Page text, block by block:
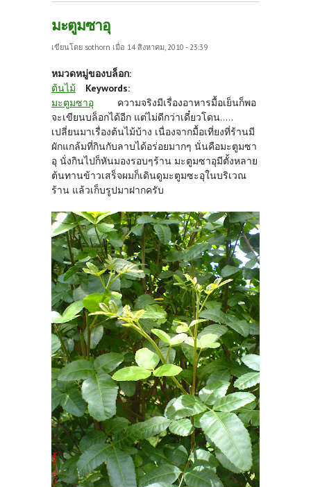
มะตูมซาอุ
เขียนโดย sothorn เมื่อ 14 สิงหาคม, 2010 - 23:39
หมวดหมู่ของบล็อก:
ต้นไม้
Keywords:
มะตูมซาอุ
ความจริงมีเรื่องอาหารมื้อเย็นก็พอ
จะเขียนบล็อกได้อีก แต่ไม่ดีกว่าเดี๋ยวโดน.....
เปลี่ยนมาเรื่องต้นไม้บ้าง เนื่องจากมื้อเที่ยงที่ร้านมี
ผักแกล้มที่กินกับลาบได้อร่อยมากๆ นั่นคือมะตูมซา
อุ นั่งกินไปก็หันมองรอบๆร้าน มะตูมซาอุมีตั้งหลาย
ต้นทานข้าวเสร็จผมก็เดินดูมะตูมซะอุในบริเวณ
ร้าน แล้วเก็บรูปมาฝากครับ